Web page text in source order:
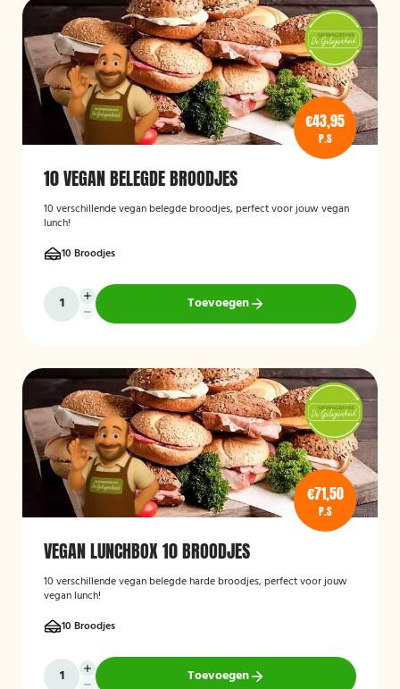
€43,95
P.S
10 VEGAN BELEGDE BROODJES
10 verschillende vegan belegde broodjes, perfect voor jouw vegan
lunch!
10 Broodjes
Toevoegen
€71,50
P.S
VEGAN LUNCHBOX 10 BROODJES
10 verschillende vegan belegde harde broodjes, perfect voor jouw
vegan lunch!
10 Broodjes
Toevoegen